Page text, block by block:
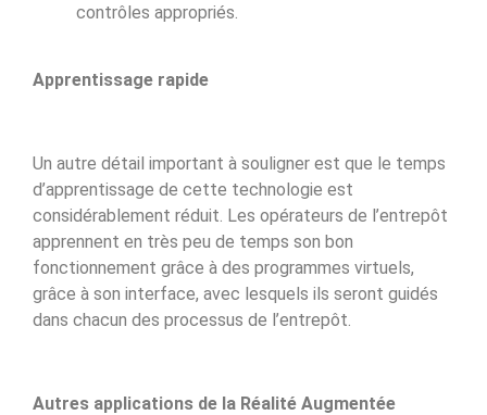
contrôles appropriés.
Apprentissage rapide
Un autre détail important à souligner est que le temps
d’apprentissage de cette technologie est
considérablement réduit. Les opérateurs de l’entrepôt
apprennent en très peu de temps son bon
fonctionnement grâce à des programmes virtuels,
grâce à son interface, avec lesquels ils seront guidés
dans chacun des processus de l’entrepôt.
Autres applications de la Réalité Augmentée